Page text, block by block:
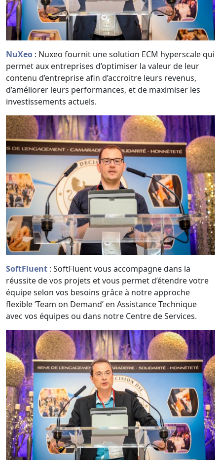
NuXeo : Nuxeo fournit une solution ECM hyperscale qui
permet aux entreprises d’optimiser la valeur de leur
contenu d’entreprise afin d’accroitre leurs revenus,
d’améliorer leurs performances, et de maximiser les
investissements actuels.
SoftFluent : SoftFluent vous accompagne dans la
réussite de vos projets et vous permet d’étendre votre
équipe selon vos besoins grâce à notre approche
flexible ‘Team on Demand’ en Assistance Technique
avec vos équipes ou dans notre Centre de Services.